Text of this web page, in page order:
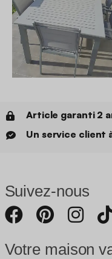
Article garanti 2
Un service client
Suivez-nous
Votre maison